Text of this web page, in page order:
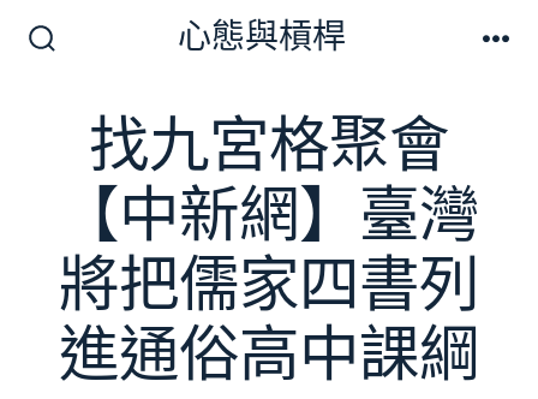
心態與槓桿
找九宮格聚會
【中新網】臺灣
將把儒家四書列
進通俗高中課綱